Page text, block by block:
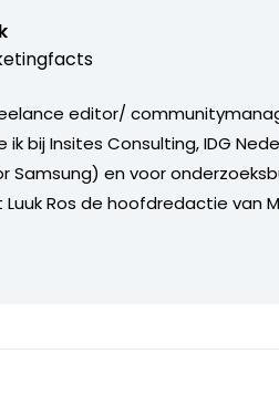
editor/
bij Insites Consulting, IDG
en voor
Ros de hoofdredactie van